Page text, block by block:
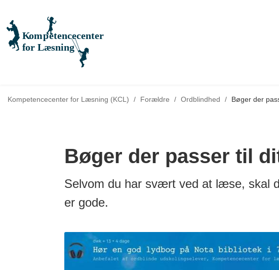
Kompetencecenter for Læsning (KCL) / Forældre / Tilbage til
Ordblindhed / Bøger der
Bøger der passer til
Selvom du har svært ved at læse, skal
er gode.